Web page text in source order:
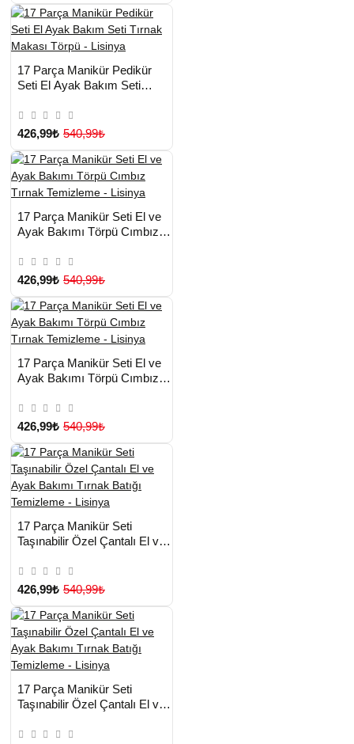
TESLİMAT
17 Parça Manikür Pedikür
Seti El Ayak Bakım Seti
426,99₺ 540,99₺
TESLİMAT
17 Parça Manikür Seti El ve
Ayak Bakımı Törpü Cımbız
426,99₺ 540,99₺
TESLİMAT
17 Parça Manikür Seti El ve
Ayak Bakımı Törpü Cımbız
426,99₺ 540,99₺
TESLİMAT
17 Parça Manikür Seti
Taşınabilir Özel Çantalı El ve
Temizleme - Lisinya
426,99₺ 540,99₺
TESLİMAT
Çok Satılan Ürün
17 Parça Manikür Seti
Taşınabilir Özel Çantalı El ve
Temizleme - Lisinya